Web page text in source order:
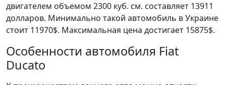
двигателем объемом 2300 куб. см. составляет 13911
долларов. Минимально такой автомобиль в Украине
стоит 11970$. Максимальная цена достигает 15875$.
Особенности автомобиля Fiat
Ducato